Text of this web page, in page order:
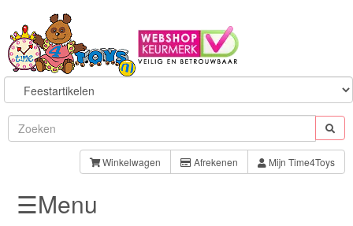
Winkelwagen Afrekenen Mijn Time4Toys
Sylvanian
Families
Aquabeads
☰Menu